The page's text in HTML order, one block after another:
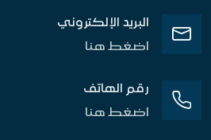
البريد الإلكتروني
اضغط هنا
رقم الهاتف
اضغط هنا